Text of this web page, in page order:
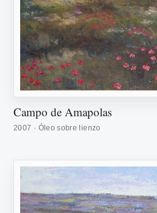
Campo de Amapolas
2007 · Óleo sobre lienzo